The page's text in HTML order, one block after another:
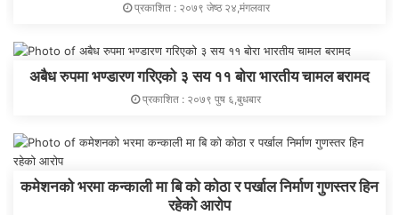
प्रकाशित : २०७९ जेष्ठ २४,मंगलवार
अबैध रुपमा भण्डारण गरिएको ३ सय ११ बोरा भारतीय चामल बरामद
प्रकाशित : २०७९ पुष ६,बुधबार
कमेशनको भरमा कन्काली मा बि को कोठा र पर्खाल निर्माण गुणस्तर हिन
रहेको आरोप